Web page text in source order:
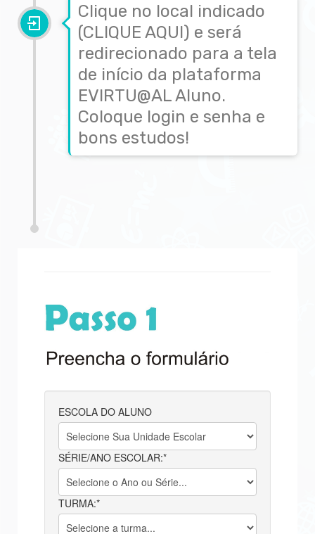
Clique no local indicado
(CLIQUE AQUI) e será
redirecionado para a tela
de início da plataforma
EVIRTU@AL Aluno.
Coloque login e senha e
bons estudos!